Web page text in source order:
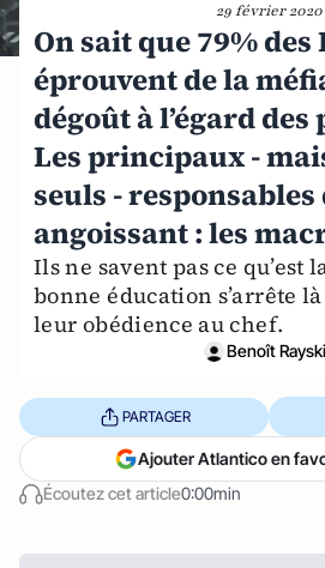
29 février 2020
On sait que 79%
éprouvent de la
dégoût à l’égard
Les principaux -
seuls -
angoissant : les
Ils ne savent pas ce qu’est
bonne éducation s’arrête
leur obédience au chef.
Benoît Rayski
Écoutez cet article0:00min
PARTAGER
Ajouter Atlantico en